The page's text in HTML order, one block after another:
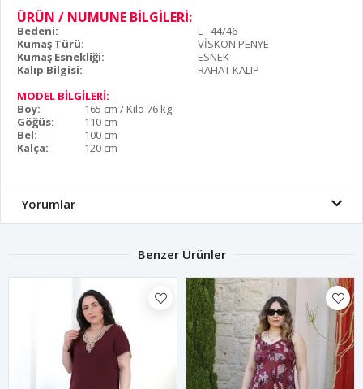
ÜRÜN / NUMUNE BİLGİLERİ:
Bedeni:
L - 44/46
Kumaş Türü:
VİSKON PENYE
Kumaş Esnekliği:
ESNEK
Kalıp Bilgisi:
RAHAT KALIP
MODEL BİLGİLERİ:
Boy:
165 cm / Kilo 76 kg
Göğüs:
110 cm
Bel:
100 cm
Kalça:
120 cm
Yorumlar
Benzer Ürünler